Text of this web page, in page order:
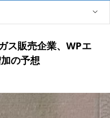
ス販売企業、WPエ
の予想